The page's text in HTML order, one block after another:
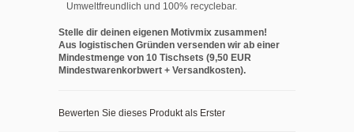
Umweltfreundlich und 100% recyclebar.
Stelle dir deinen eigenen Motivmix zusammen!
Aus logistischen Gründen versenden wir ab einer
Mindestmenge von 10 Tischsets (9,50 EUR
Mindestwarenkorbwert + Versandkosten).
Bewerten Sie dieses Produkt als Erster